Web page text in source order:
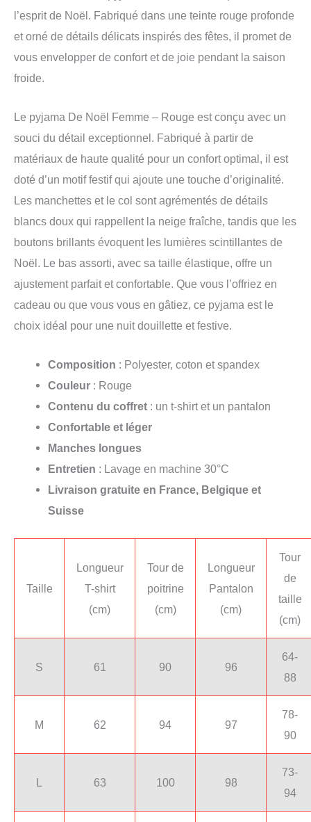
l’esprit de Noël. Fabriqué dans une teinte rouge profonde
et orné de détails délicats inspirés des fêtes, il promet de
vous envelopper de confort et de joie pendant la saison
froide.
Le pyjama De Noël Femme – Rouge est conçu avec un
souci du détail exceptionnel. Fabriqué à partir de
matériaux de haute qualité pour un confort optimal, il est
doté d’un motif festif qui ajoute une touche d’originalité.
Les manchettes et le col sont agrémentés de détails
blancs doux qui rappellent la neige fraîche, tandis que les
boutons brillants évoquent les lumières scintillantes de
Noël. Le bas assorti, avec sa taille élastique, offre un
ajustement parfait et confortable. Que vous l’offriez en
cadeau ou que vous vous en gâtiez, ce pyjama est le
choix idéal pour une nuit douillette et festive.
Composition : Polyester, coton et spandex
Couleur : Rouge
Contenu du coffret : un t-shirt et un pantalon
Confortable et léger
Manches longues
Entretien : Lavage en machine 30°C
Livraison gratuite en France, Belgique et
Suisse
Taille
Longueur
T-shirt
(cm)
Tour de
poitrine
(cm)
Longueur
Pantalon
(cm)
Tour
de
taille
(cm)
S 61 90 96
64-
88
M 62 94 97
78-
90
L 63 100 98
73-
94